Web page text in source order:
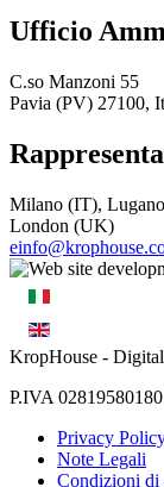
Ufficio
C.so Manzoni 55
Pavia (PV) 27100,
Milano (IT),
London (UK)
KropHouse -
P.IVA 02819580180
Privacy
Note Legali
Condizioni di